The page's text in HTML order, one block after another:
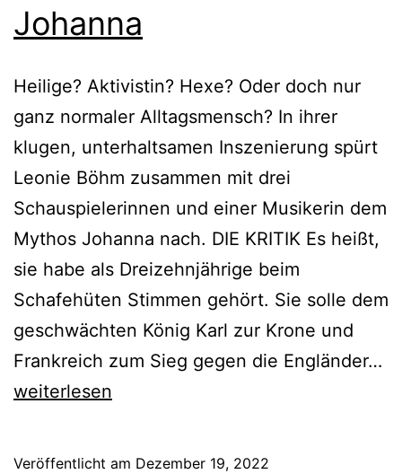
Johanna
Heilige? Aktivistin? Hexe? Oder doch nur
ganz normaler Alltagsmensch? In ihrer
klugen, unterhaltsamen Inszenierung spürt
Leonie Böhm zusammen mit drei
Schauspielerinnen und einer Musikerin dem
Mythos Johanna nach. DIE KRITIK Es heißt,
sie habe als Dreizehnjährige beim
Schafehüten Stimmen gehört. Sie solle dem
geschwächten König Karl zur Krone und
Frankreich zum Sieg gegen die Engländer…
weiterlesen
Veröffentlicht am Dezember 19, 2022